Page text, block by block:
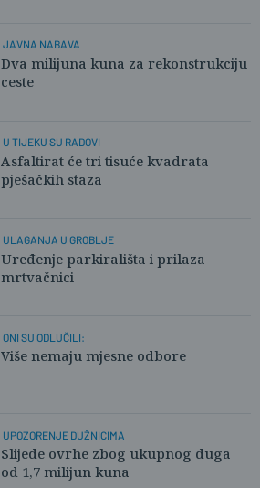
JAVNA NABAVA
Dva milijuna kuna za rekonstrukciju
ceste
U TIJEKU SU RADOVI
Asfaltirat će tri tisuće kvadrata
pješačkih staza
ULAGANJA U GROBLJE
Uređenje parkirališta i prilaza
mrtvačnici
ONI SU ODLUČILI:
Više nemaju mjesne odbore
UPOZORENJE DUŽNICIMA
Slijede ovrhe zbog ukupnog duga
od 1,7 milijun kuna